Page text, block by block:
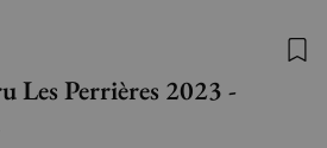
Les Perrières 2023 -